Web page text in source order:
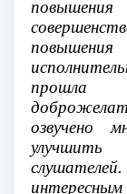
озвучено
улучшить